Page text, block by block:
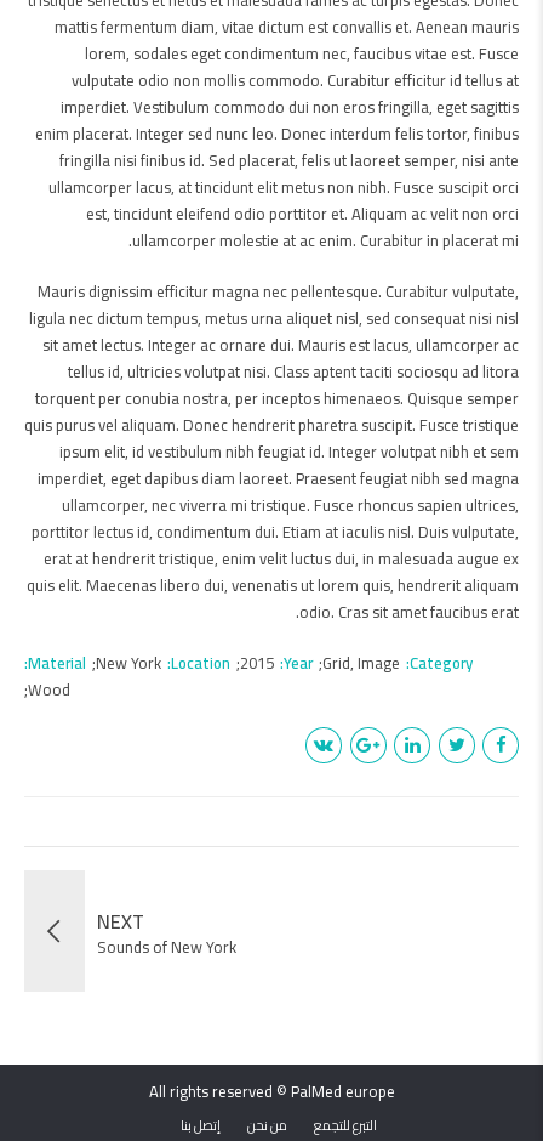
mattis fermentum diam, vitae dictum est convallis et. Aenean mauris
lorem, sodales eget condimentum nec, faucibus vitae est. Fusce
vulputate odio non mollis commodo. Curabitur efficitur id tellus at
imperdiet. Vestibulum commodo dui non eros fringilla, eget sagittis
enim placerat. Integer sed nunc leo. Donec interdum felis tortor, finibus
fringilla nisi finibus id. Sed placerat, felis ut laoreet semper, nisi ante
ullamcorper lacus, at tincidunt elit metus non nibh. Fusce suscipit orci
est, tincidunt eleifend odio porttitor et. Aliquam ac velit non orci
ullamcorper molestie at ac enim. Curabitur in placerat mi.
Mauris dignissim efficitur magna nec pellentesque. Curabitur vulputate,
ligula nec dictum tempus, metus urna aliquet nisl, sed consequat nisi nisl
sit amet lectus. Integer ac ornare dui. Mauris est lacus, ullamcorper ac
tellus id, ultricies volutpat nisi. Class aptent taciti sociosqu ad litora
torquent per conubia nostra, per inceptos himenaeos. Quisque semper
quis purus vel aliquam. Donec hendrerit pharetra suscipit. Fusce tristique
ipsum elit, id vestibulum nibh feugiat id. Integer volutpat nibh et sem
imperdiet, eget dapibus diam laoreet. Praesent feugiat nibh sed magna
ullamcorper, nec viverra mi tristique. Fusce rhoncus sapien ultrices,
porttitor lectus id, condimentum dui. Etiam at iaculis nisl. Duis vulputate,
erat at hendrerit tristique, enim velit luctus dui, in malesuada augue ex
quis elit. Maecenas libero dui, venenatis ut lorem quis, hendrerit aliquam
odio. Cras sit amet faucibus erat.
Category
Grid, Image
Year
2015
Location
New York
Material
Wood
NEXT
Sounds of New York
All rights reserved © PalMed europe
التبرع للتجمع من نحن إتصل بنا